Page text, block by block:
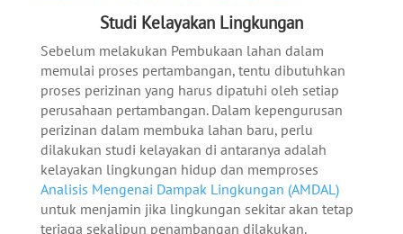
Studi Kelayakan Lingkungan
Sebelum melakukan Pembukaan lahan dalam
memulai proses pertambangan, tentu dibutuhkan
proses perizinan yang harus dipatuhi oleh setiap
perusahaan pertambangan. Dalam kepengurusan
perizinan dalam membuka lahan baru, perlu
dilakukan studi kelayakan di antaranya adalah
kelayakan lingkungan hidup dan memproses
Analisis Mengenai Dampak Lingkungan (AMDAL)
untuk menjamin jika lingkungan sekitar akan tetap
terjaga sekalipun penambangan dilakukan.